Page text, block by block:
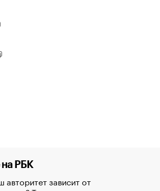
на РБК
авторитет зависит от